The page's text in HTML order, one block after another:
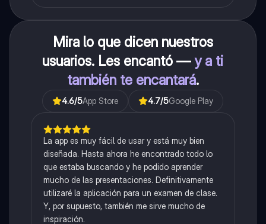
Mira lo que dicen nuestros
usuarios. Les encantó —y a ti
también te encantará.
4.6/5App Store 4.7/5Google Play
La app es muy fácil de usar y está muy bien
diseñada. Hasta ahora he encontrado todo lo
que estaba buscando y he podido aprender
mucho de las presentaciones. Definitivamente
utilizaré la aplicación para un examen de clase.
Y, por supuesto, también me sirve mucho de
inspiración.